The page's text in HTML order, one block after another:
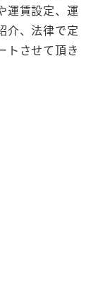
運賃設定、運
介、法律で定
トさせて頂き